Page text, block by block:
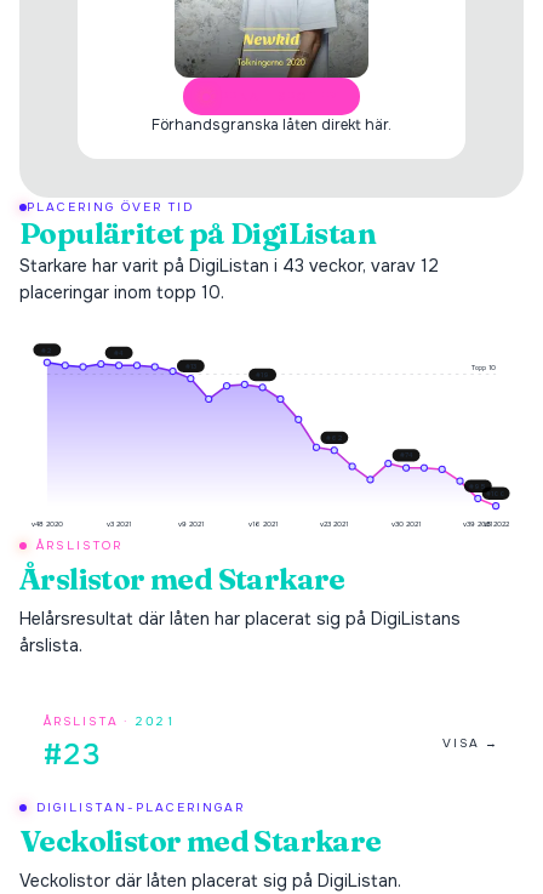
Förhandsgranska låten direkt här.
PLACERING ÖVER TID
Populäritet på DigiListan
Starkare har varit på DigiListan i 43 veckor, varav 12
placeringar inom topp 10.
Topp 10
# 2 # 4
# 13
# 19
# 62
# 74
# 95
# 100
v48 2020 v3 2021 v9 2021 v16 2021 v23 2021 v30 2021 v39 2021v5 2022
ÅRSLISTOR
Årslistor medStarkare
Helårsresultat där låten har placerat sig på DigiListans
årslista.
ÅRSLISTA · 2021
#23 VISA →
DIGILISTAN-PLACERINGAR
Veckolistor medStarkare
Veckolistor där låten placerat sig på DigiListan.